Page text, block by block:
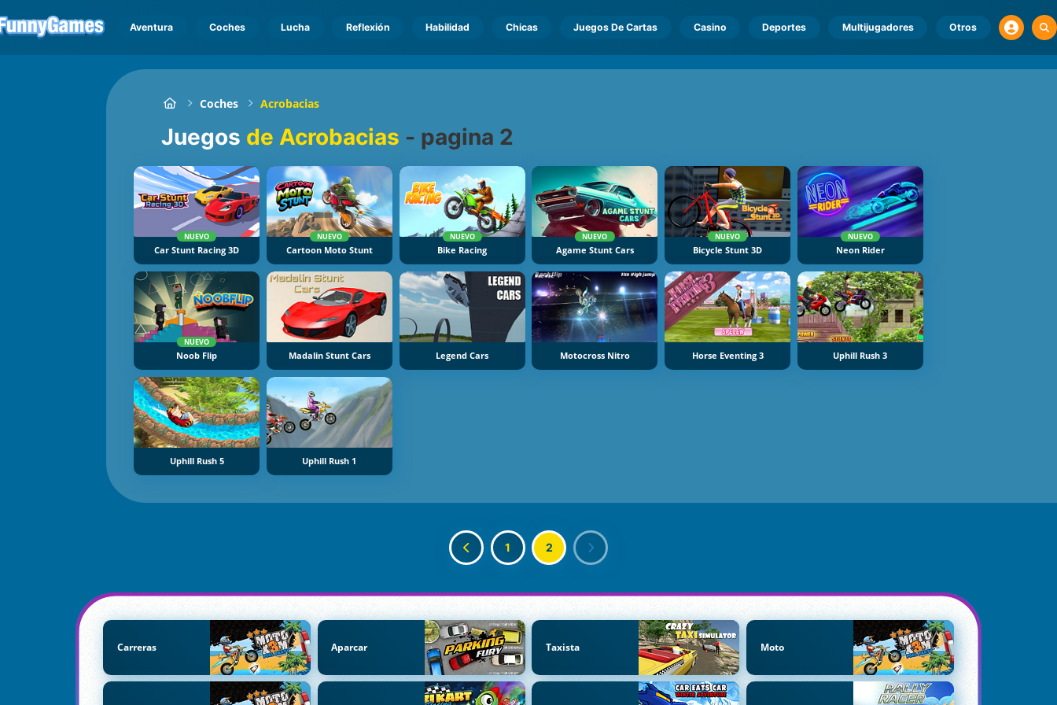
Aventura Coches Lucha Reflexión Habilidad Chicas Juegos De Cartas Casino Deportes Multijugadores Otros
Coches Acrobacias
Juegos de Acrobacias pagina 2
NUEVO
Car Stunt Racing 3D
NUEVO
Cartoon Moto Stunt
NUEVO
Bike Racing
NUEVO
Agame Stunt Cars
NUEVO
Bicycle Stunt 3D
NUEVO
Neon Rider
NUEVO
Noob Flip Madalin Stunt Cars Legend Cars Motocross Nitro Horse Eventing 3 Uphill Rush 3
Uphill Rush 5 Uphill Rush 1
1 2
Carreras Aparcar Taxista Moto